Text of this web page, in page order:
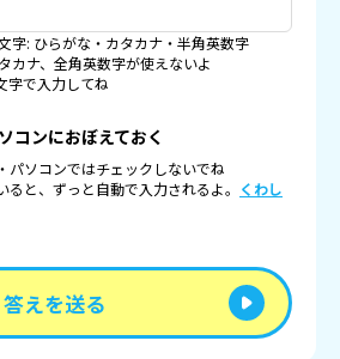
字: ひらがな・カタカナ・半角英数字
カナ、全角英数字が使えないよ
で入力してね
コンにおぼえておく
ソコンではチェックしないでね
と、ずっと自動で入力されるよ。 くわし
答えを送る